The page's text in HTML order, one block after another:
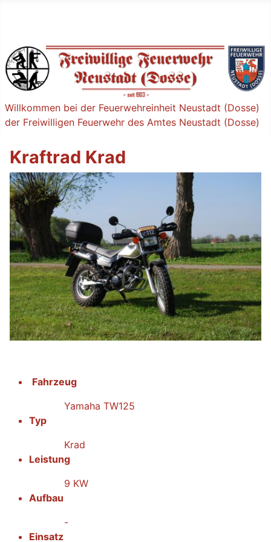
Willkommen bei der Feuerwehreinheit Neustadt (Dosse)
der Freiwilligen Feuerwehr des Amtes Neustadt (Dosse)
Kraftrad Krad
Fahrzeug
Yamaha TW125
Typ
Krad
Leistung
9 KW
Aufbau
-
Einsatz